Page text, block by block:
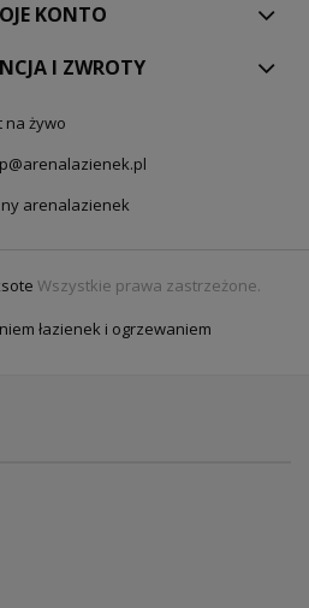
KONTO
I ZWROTY
na żywo
arenalazienek
Wszystkie prawa zastrzeżone.
łazienek i ogrzewaniem